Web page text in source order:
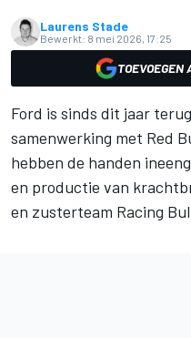
Laurens Stade
Bewerkt: 8 mei 2026, 17:25
TOEVOEGEN
Ford is sinds dit jaar
samenwerking met Red
hebben de handen
en productie van
en zusterteam Racing